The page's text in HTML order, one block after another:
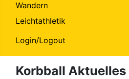
Wandern
Leichtathletik
Login/Logout
Korbball Aktuelles